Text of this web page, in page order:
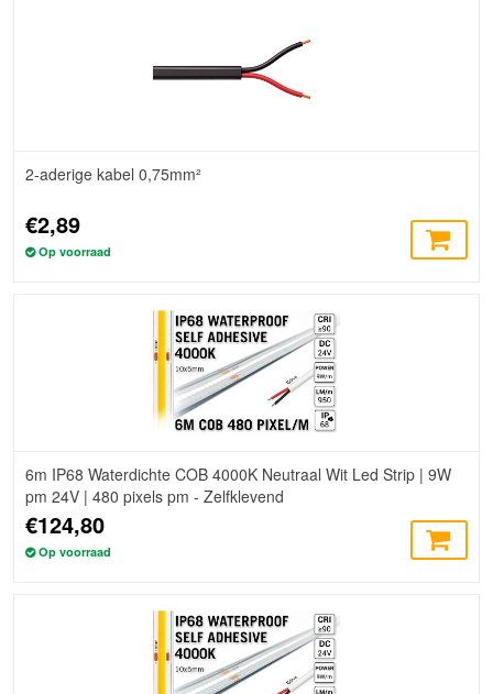
2-aderige kabel 0,75mm²
€2,89
Op voorraad
6m IP68 Waterdichte COB 4000K Neutraal Wit Led Strip | 9W
pm 24V | 480 pixels pm - Zelfklevend
€124,80
Op voorraad